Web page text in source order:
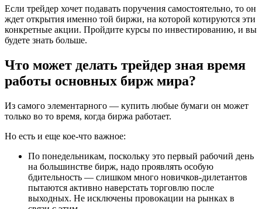
Если трейдер хочет подавать поручения самостоятельно, то он
ждет открытия именно той биржи, на которой котируются эти
конкретные акции. Пройдите курсы по инвестированию, и вы
будете знать больше.
Что может делать трейдер зная время
работы основных бирж мира?
Из самого элементарного — купить любые бумаги он может
только во то время, когда биржа работает.
Но есть и еще кое-что важное:
По понедельникам, поскольку это первый рабочий день
на большинстве бирж, надо проявлять особую
бдительность — слишком много новичков-дилетантов
пытаются активно наверстать торговлю после
выходных. Не исключены провокации на рынках в